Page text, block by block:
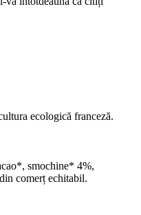
ecologică franceză.
smochine* 4%,
comerț echitabil.